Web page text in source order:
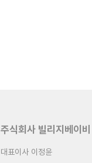
주식회사 빌리지베이비
대표이사 이정윤